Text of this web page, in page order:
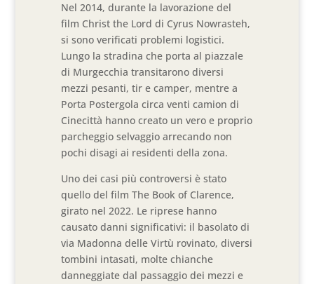
Nel 2014, durante la lavorazione del
film Christ the Lord di Cyrus Nowrasteh,
si sono verificati problemi logistici.
Lungo la stradina che porta al piazzale
di Murgecchia transitarono diversi
mezzi pesanti, tir e camper, mentre a
Porta Postergola circa venti camion di
Cinecittà hanno creato un vero e proprio
parcheggio selvaggio arrecando non
pochi disagi ai residenti della zona.
Uno dei casi più controversi è stato
quello del film The Book of Clarence,
girato nel 2022. Le riprese hanno
causato danni significativi: il basolato di
via Madonna delle Virtù rovinato, diversi
tombini intasati, molte chianche
danneggiate dal passaggio dei mezzi e